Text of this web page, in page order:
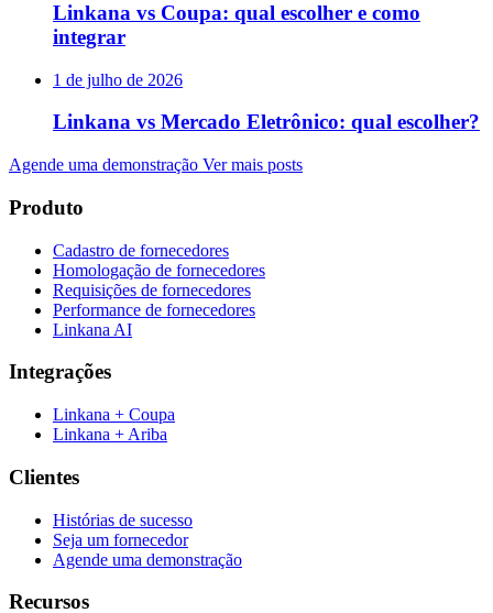
Linkana vs Coupa: qual escolher e como
integrar
1 de julho de 2026
Linkana vs Mercado Eletrônico: qual escolher?
Agende uma demonstração Ver mais posts
Produto
Cadastro de fornecedores
Homologação de fornecedores
Requisições de fornecedores
Performance de fornecedores
Linkana AI
Integrações
Linkana + Coupa
Linkana + Ariba
Clientes
Histórias de sucesso
Seja um fornecedor
Agende uma demonstração
Recursos